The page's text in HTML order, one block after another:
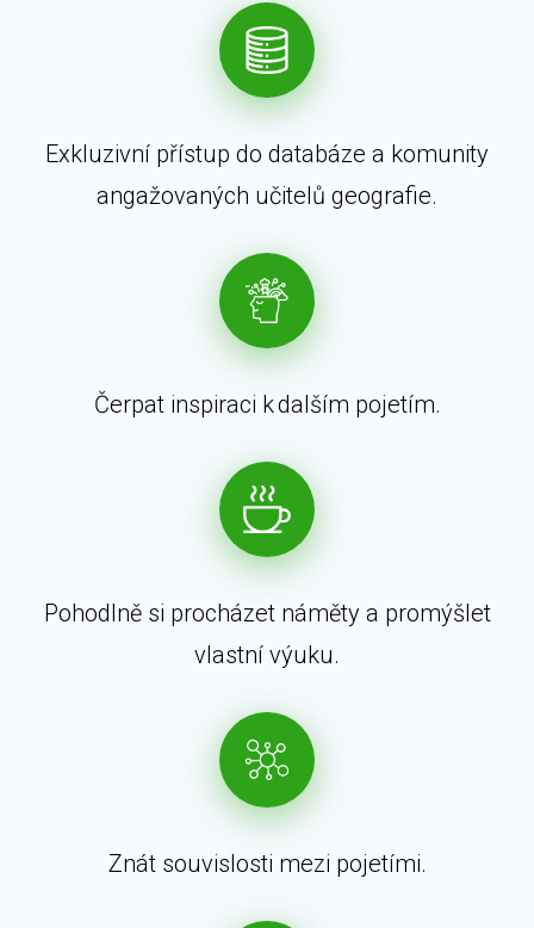
Exkluzivní přístup do databáze a komunity
angažovaných učitelů geografie.
Čerpat inspiraci k dalším pojetím.
Pohodlně si procházet náměty a promýšlet
vlastní výuku.
Znát souvislosti mezi pojetími.